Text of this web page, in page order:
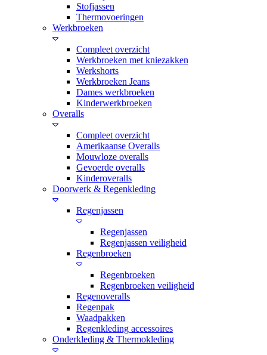
Stofjassen
Thermovoeringen
Werkbroeken
Compleet overzicht
Werkbroeken met kniezakken
Werkshorts
Werkbroeken Jeans
Dames werkbroeken
Kinderwerkbroeken
Overalls
Compleet overzicht
Amerikaanse Overalls
Mouwloze overalls
Gevoerde overalls
Kinderoveralls
Doorwerk & Regenkleding
Regenjassen
Regenjassen
Regenjassen veiligheid
Regenbroeken
Regenbroeken
Regenbroeken veiligheid
Regenoveralls
Regenpak
Waadpakken
Regenkleding accessoires
Onderkleding & Thermokleding